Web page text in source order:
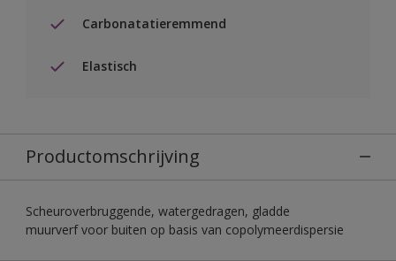
Carbonatatieremmend
Elastisch
Productomschrijving
Scheuroverbruggende, watergedragen, gladde
muurverf voor buiten op basis van copolymeerdispersie